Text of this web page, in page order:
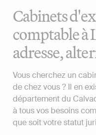
Cabinets
comptable à
adresse,
Vous cherchez un
de chez vous ? Il en
département du
à tous vos besoins
que soit votre statut